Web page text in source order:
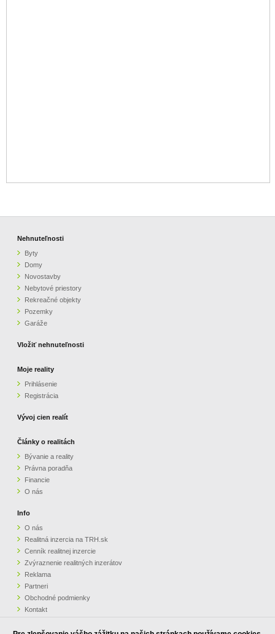
Nehnuteľnosti
Byty
Domy
Novostavby
Nebytové priestory
Rekreačné objekty
Pozemky
Garáže
Vložiť nehnuteľnosti
Moje reality
Prihlásenie
Registrácia
Vývoj cien realít
Články o realitách
Bývanie a reality
Právna poradňa
Financie
O nás
Info
O nás
Realitná inzercia na TRH.sk
Cenník realitnej inzercie
Zvýraznenie realitných inzerátov
Reklama
Partneri
Obchodné podmienky
Kontakt